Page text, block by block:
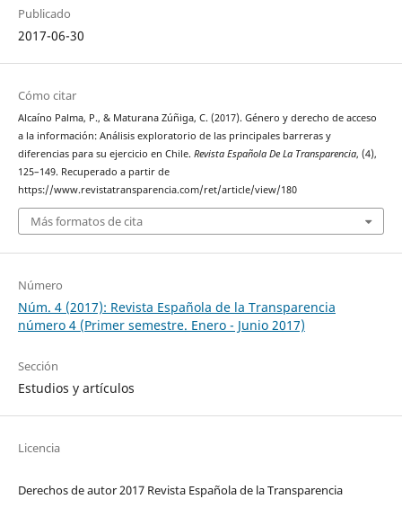
Publicado
2017-06-30
Cómo citar
Alcaíno Palma, P., & Maturana Zúñiga, C. (2017). Género y derecho de acceso
a la información: Análisis exploratorio de las principales barreras y
diferencias para su ejercicio en Chile. Revista Española De La Transparencia, (4),
125–149. Recuperado a partir de
https://www.revistatransparencia.com/ret/article/view/180
Más formatos de cita
Número
Núm. 4 (2017): Revista Española de la Transparencia
número 4 (Primer semestre. Enero - Junio 2017)
Sección
Estudios y artículos
Licencia
Derechos de autor 2017 Revista Española de la Transparencia